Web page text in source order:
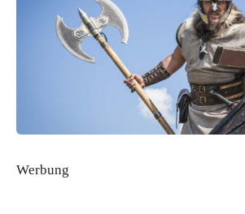
Werbung